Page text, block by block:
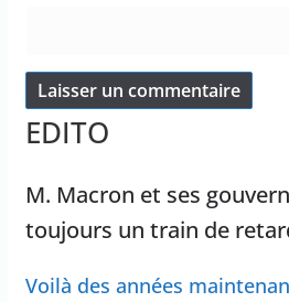
EDITO
M. Macron et ses
toujours un train de
Voilà des années